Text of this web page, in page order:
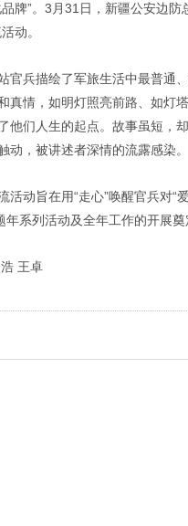
牌”。3月31日，新疆公安边
动。
官兵描绘了军旅生活中最普通
真情，如明灯照亮前路、如灯
他们人生的起点。故事虽短，
动，被讲述者深情的流露感染。
活动旨在用“走心”唤醒官兵对“
年系列活动及全年工作的开展奠
王卓